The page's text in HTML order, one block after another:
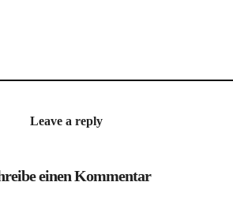
Leave a reply
einen Kommentar